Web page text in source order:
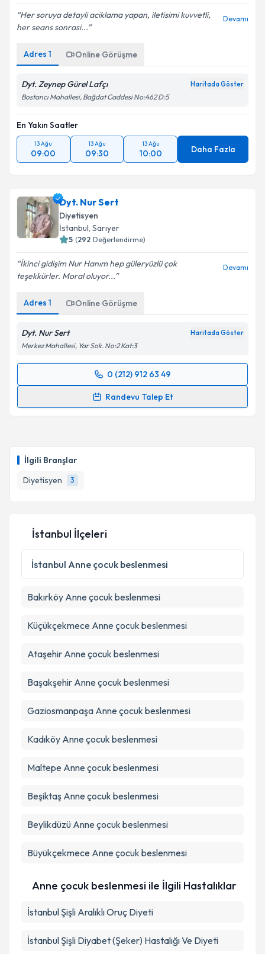
İlgili Branşlar
Diyetisyen
3
Kişisel verilerimin işlenmesine ilişkin
Metni'ni okudum ve kişisel verilerimin belirtilen
kapsamda işlenmesini kabul ediyorum.
Takvim Talebini Gönder
Her soruya detayli aciklama yapan, iletisimi kuvvetli,
her seans sonrasi...
Devamı
Adres 1 Online Görüşme
Dyt. Zeynep Gürel Lafçı Haritada Göster
Bostancı Mahallesi, Bağdat Caddesi No:462 D:5
En Yakın Saatler
13 Ağu
09:00
13 Ağu
09:30
13 Ağu
10:00 Daha Fazla
Dyt. Nur Sert
Diyetisyen
İstanbul, Sarıyer
5 (292 Değerlendirme)
İkinci gidişim Nur Hanım hep güleryüzlü çok
teşekkürler. Moral oluyor...
Devamı
Adres 1 Online Görüşme
Dyt. Nur Sert Haritada Göster
Merkez Mahallesi, Yar Sok. No:2 Kat:3
0 (212) 912 63 49
Randevu Talep Et
Randevu Takvimi Talebi
E-posta Adresiniz
Kişisel verilerimin işlenmesine ilişkin
Metni'ni okudum ve kişisel verilerimin belirtilen
kapsamda işlenmesini kabul ediyorum.
İstanbul İlçeleri
İstanbul Anne çocuk beslenmesi
Bakırköy Anne çocuk beslenmesi
Küçükçekmece Anne çocuk beslenmesi
Ataşehir Anne çocuk beslenmesi
Başakşehir Anne çocuk beslenmesi
Gaziosmanpaşa Anne çocuk beslenmesi
Kadıköy Anne çocuk beslenmesi
Maltepe Anne çocuk beslenmesi
Beşiktaş Anne çocuk beslenmesi
Beylikdüzü Anne çocuk beslenmesi
Büyükçekmece Anne çocuk beslenmesi
Anne çocuk beslenmesi ile İlgili Hastalıklar
İstanbul Şişli Aralıklı Oruç Diyeti
İstanbul Şişli Diyabet (Şeker) Hastalığı Ve Diyeti